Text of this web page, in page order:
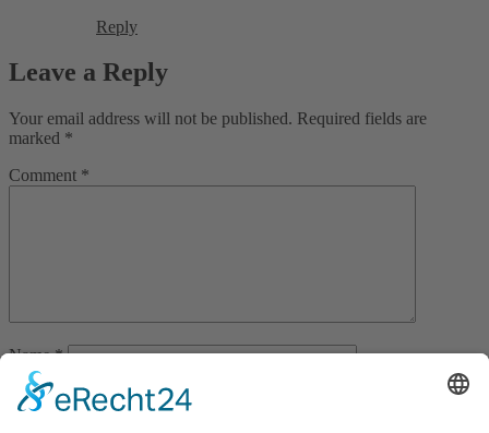
Reply
Leave a Reply
Your email address will not be published. Required fields are
marked *
Comment *
Name*
Email*